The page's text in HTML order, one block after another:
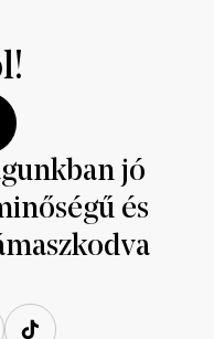
jó
és